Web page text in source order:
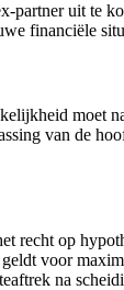
partner uit te
financiële
moet
van de
recht op
voor
na